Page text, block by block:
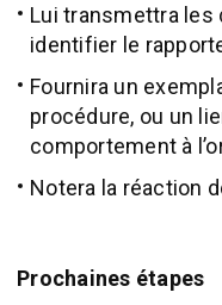
Lui transmettra les
identifier le
Fournira un
procédure, ou un
comportement à
Notera la réaction
Prochaines étapes